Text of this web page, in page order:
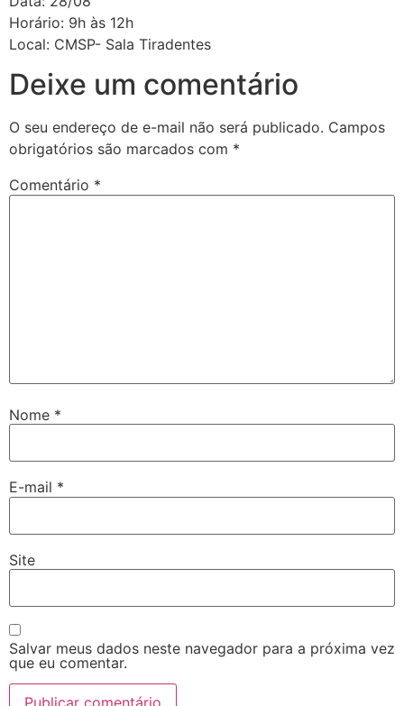
Horário: 9h às 12h
Local: CMSP- Sala Tiradentes
Deixe um comentário
O seu endereço de e-mail não será publicado. Campos
obrigatórios são marcados com *
Comentário *
Nome *
E-mail *
Site
Salvar meus dados neste navegador para a próxima vez
que eu comentar.